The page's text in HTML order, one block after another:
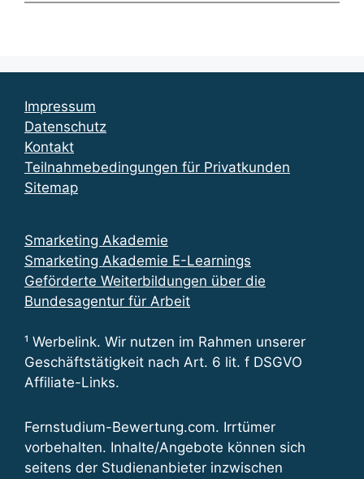
Impressum
Datenschutz
Kontakt
Teilnahmebedingungen für Privatkunden
Sitemap
Smarketing Akademie
Smarketing Akademie E-Learnings
Geförderte Weiterbildungen über die
Bundesagentur für Arbeit
¹ Werbelink. Wir nutzen im Rahmen unserer
Geschäftstätigkeit nach Art. 6 lit. f DSGVO
Affiliate-Links.
Fernstudium-Bewertung.com. Irrtümer
vorbehalten. Inhalte/Angebote können sich
seitens der Studienanbieter inzwischen